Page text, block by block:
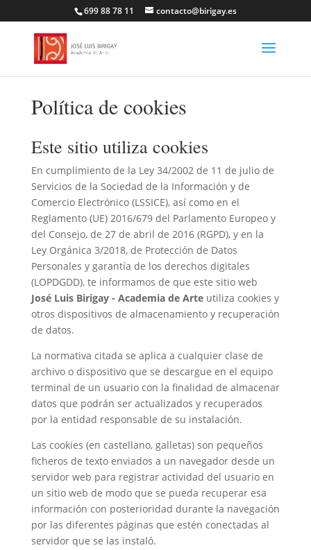
699 88 78 11 contacto@birigay.es
Política de cookies
Este sitio utiliza cookies
En cumplimiento de la Ley 34/2002 de 11 de julio de
Servicios de la Sociedad de la Información y de
Comercio Electrónico (LSSICE), así como en el
Reglamento (UE) 2016/679 del Parlamento Europeo y
del Consejo, de 27 de abril de 2016 (RGPD), y en la
Ley Orgánica 3/2018, de Protección de Datos
Personales y garantía de los derechos digitales
(LOPDGDD), te informamos de que este sitio web
José Luis Birigay - Academia de Arteutiliza cookies y
otros dispositivos de almacenamiento y recuperación
de datos.
La normativa citada se aplica a cualquier clase de
archivo o dispositivo que se descargue en el equipo
terminal de un usuario con la finalidad de almacenar
datos que podrán ser actualizados y recuperados
por la entidad responsable de su instalación.
Las cookies (en castellano, galletas) son pequeños
ficheros de texto enviados a un navegador desde un
servidor web para registrar actividad del usuario en
un sitio web de modo que se pueda recuperar esa
información con posterioridad durante la navegación
por las diferentes páginas que estén conectadas al
servidor que se las instaló.